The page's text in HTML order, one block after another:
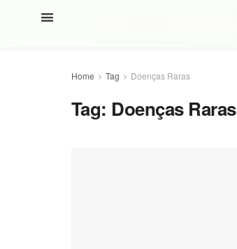
Home Tag Doenças Raras
Tag: Doenças Raras